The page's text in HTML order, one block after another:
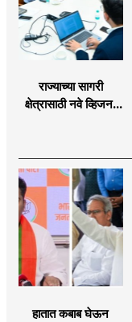
राज्याच्या सागरी
क्षेत्रासाठी नवे व्हिजन;
प्रस्ताव
हातात कबाब घेऊन